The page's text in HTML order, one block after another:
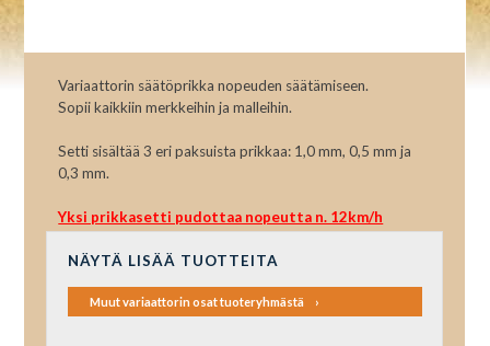
Variaattorin säätöprikka nopeuden säätämiseen.
Sopii kaikkiin merkkeihin ja malleihin.
Setti sisältää 3 eri paksuista prikkaa: 1,0 mm, 0,5 mm ja
0,3 mm.
Yksi prikkasetti pudottaa nopeutta n. 12km/h
NÄYTÄ LISÄÄ TUOTTEITA
Muut variaattorin osat tuoteryhmästä